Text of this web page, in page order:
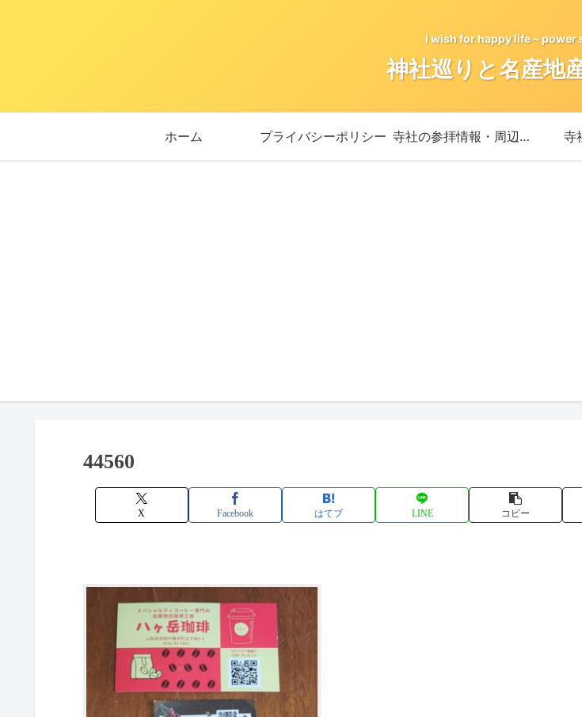
I wish for happy life～power
神社巡りと名産地
ホーム プライバシーポリシー 寺社の参拝情報・周辺情報 寺
44560
X Facebook はてブ LINE コピー